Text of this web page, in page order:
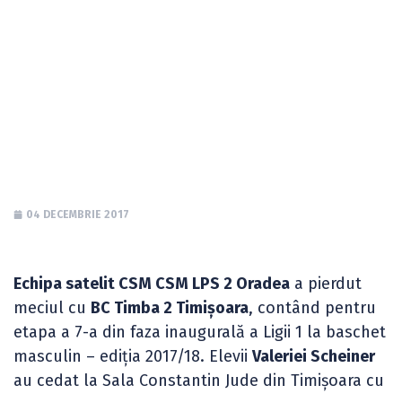
04 DECEMBRIE 2017
Echipa satelit CSM CSM LPS 2 Oradea a pierdut
meciul cu BC Timba 2 Timișoara, contând pentru
etapa a 7-a din faza inaugurală a Ligii 1 la baschet
masculin – ediția 2017/18. Elevii Valeriei Scheiner
au cedat la Sala Constantin Jude din Timișoara cu